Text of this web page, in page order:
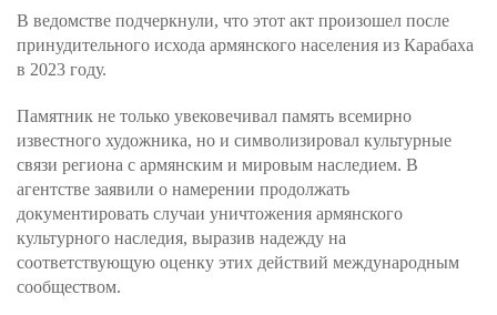
В ведомстве подчеркнули, что этот акт произошел после
принудительного исхода армянского населения из Карабаха
в 2023 году.
Памятник не только увековечивал память всемирно
известного художника, но и символизировал культурные
связи региона с армянским и мировым наследием. В
агентстве заявили о намерении продолжать
документировать случаи уничтожения армянского
культурного наследия, выразив надежду на
соответствующую оценку этих действий международным
сообществом.